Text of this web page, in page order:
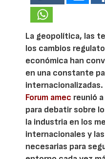
La geopolítica, las
los cambios
económica han
en una constante
Forum amec reunió
para debatir sobre
la industria en los
internacionales y
necesarias para